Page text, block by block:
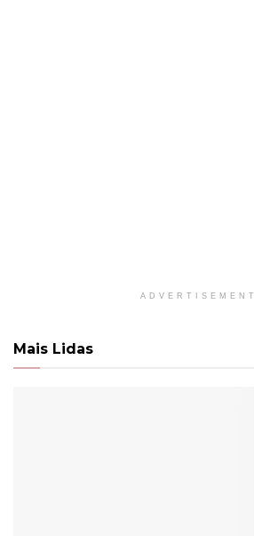
ADVERTISEMENT
Mais Lidas